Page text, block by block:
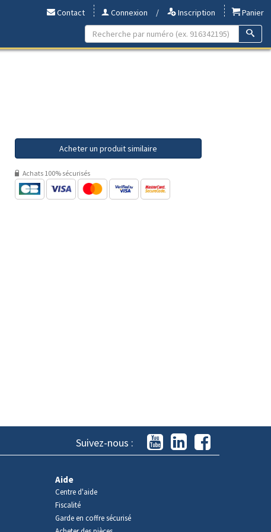
Contact Connexion / Inscription
Panier
Acheter un produit similaire
Achats 100% sécurisés
Suivez-nous :
Aide
Centre d'aide
Fiscalité
Garde en coffre sécurisé